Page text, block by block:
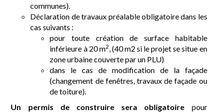
communes).
Déclaration de travaux préalable obligatoire dans les
cas suivants :
pour toute création de surface habitable
inférieure à 20 m2 , (40 m2 si le projet se situe en
zone urbaine couverte par un PLU)
dans le cas de modification de la façade
(changement de fenêtres, travaux de façade ou
de toiture).
Un permis de construire sera obligatoire
pour